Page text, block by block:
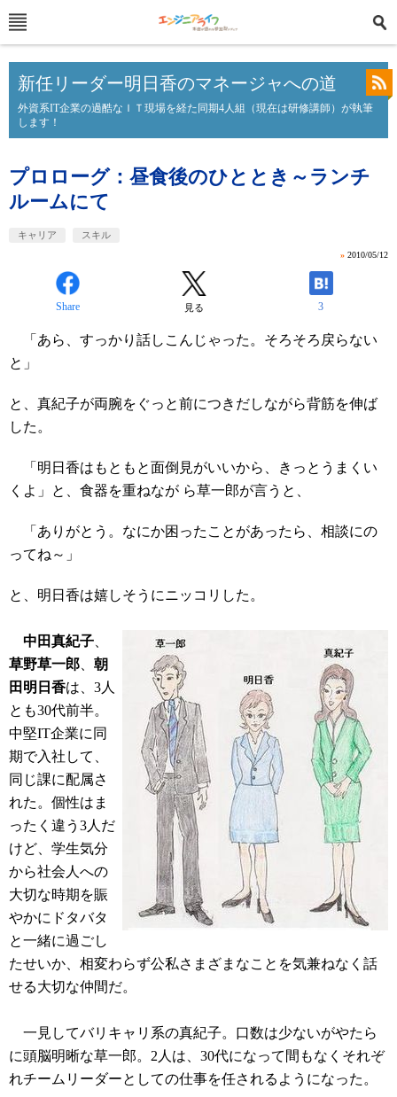
新任リーダー明日香のマネージャへの道
外資系IT企業の過酷なＩＴ現場を経た同期4人組（現在は研修講師）が執筆
します！
プロローグ：昼食後のひととき～ランチ
ルームにて
キャリア スキル
» 2010/05/12
Share 見る 3
「あら、すっかり話しこんじゃった。そろそろ戻らない
と」
と、真紀子が両腕をぐっと前につきだしながら背筋を伸ば
した。
「明日香はもともと面倒見がいいから、きっとうまくい
くよ」と、食器を重ねなが ら草一郎が言うと、
「ありがとう。なにか困ったことがあったら、相談にの
ってね～」
と、明日香は嬉しそうにニッコリした。
中田真紀子
草野草一郎
朝
田明日香は、3人
とも30代前半。
中堅IT企業に同
期で入社して、
同じ課に配属さ
れた。個性はま
ったく違う3人だ
けど、学生気分
から社会人への
大切な時期を賑
やかにドタバタ
と一緒に過ごし
たせいか、相変わらず公私さまざまなことを気兼ねなく話
せる大切な仲間だ。
一見してバリキャリ系の真紀子。口数は少ないがやたら
に頭脳明晰な草一郎。2人は、30代になって間もなくそれぞ
れチームリーダーとしての仕事を任されるようになった。